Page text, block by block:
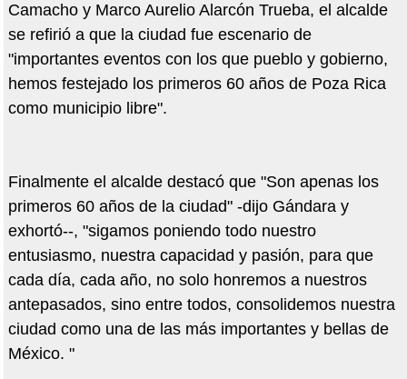
Camacho y Marco Aurelio Alarcón Trueba, el alcalde
se refirió a que la ciudad fue escenario de
"importantes eventos con los que pueblo y gobierno,
hemos festejado los primeros 60 años de Poza Rica
como municipio libre".
Finalmente el alcalde destacó que "Son apenas los
primeros 60 años de la ciudad" -dijo Gándara y
exhortó--, "sigamos poniendo todo nuestro
entusiasmo, nuestra capacidad y pasión, para que
cada día, cada año, no solo honremos a nuestros
antepasados, sino entre todos, consolidemos nuestra
ciudad como una de las más importantes y bellas de
México. "